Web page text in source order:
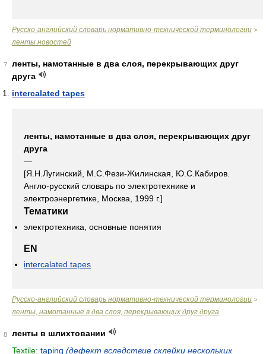
Русско-английский словарь нормативно-технической терминологии >
ленты новостей
7
ленты, намотанные в два слоя, перекрывающих друг
друга
intercalated tapes
ленты, намотанные в два слоя, перекрывающих друг
друга
—
[Я.Н.Лугинский, М.С.Фези-Жилинская, Ю.С.Кабиров.
Англо-русский словарь по электротехнике и
электроэнергетике, Москва, 1999 г.]
Тематики
электротехника, основные понятия
EN
intercalated tapes
Русско-английский словарь нормативно-технической терминологии >
ленты, намотанные в два слоя, перекрывающих друг друга
8
ленты в шлихтовании
Textile: taping (дефект вследствие склейки нескольких